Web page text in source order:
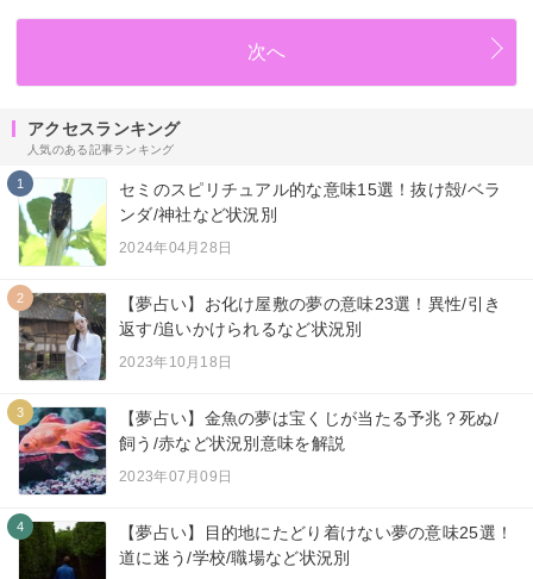
次へ
アクセスランキング
人気のある記事ランキング
1
セミのスピリチュアル的な意味15選！抜け殻/ベラ
ンダ/神社など状況別
2024年04月28日
2
【夢占い】お化け屋敷の夢の意味23選！異性/引き
返す/追いかけられるなど状況別
2023年10月18日
3
【夢占い】金魚の夢は宝くじが当たる予兆？死ぬ/
飼う/赤など状況別意味を解説
2023年07月09日
4
【夢占い】目的地にたどり着けない夢の意味25選！
道に迷う/学校/職場など状況別